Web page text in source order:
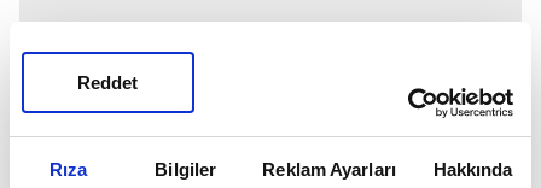
Rıza Bilgiler Reklam Ayarları Hakkında
Reddet